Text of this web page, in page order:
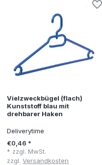
Vielzweckbügel (flach)
Kunststoff blau mit
drehbarer Haken
Deliverytime
€0,46 *
* zzgl. MwSt.
zzgl.Versandkosten